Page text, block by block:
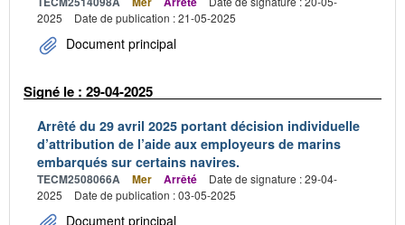
2025
Date de publication : 21-05-2025
Document principal
Signé le : 29-04-2025
Arrêté du 29 avril 2025 portant décision individuelle
d’attribution de l’aide aux employeurs de marins
embarqués sur certains navires.
TECM2508066A Mer Arrêté
Date de signature : 29-04-
2025
Date de publication : 03-05-2025
Document principal